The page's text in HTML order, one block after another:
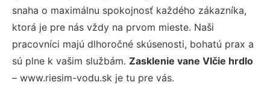
snaha o maximálnu spokojnosť každého zákazníka,
ktorá je pre nás vždy na prvom mieste. Naši
pracovníci majú dlhoročné skúsenosti, bohatú prax a
sú plne k vašim službám. Zasklenie vane Vlčie hrdlo
– www.riesim-vodu.sk je tu pre vás.